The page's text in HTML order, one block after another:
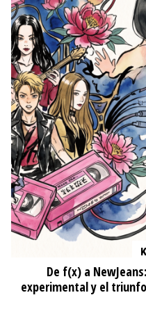
De f(x) a
experimental y el